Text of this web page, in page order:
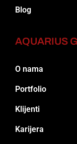
Blog
AQUARIUS
O nama
Portfolio
Klijenti
Karijera